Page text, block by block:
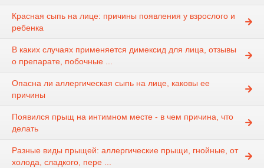
Красная сыпь на лице: причины появления у взрослого и
ребенка
В каких случаях применяется димексид для лица, отзывы
о препарате, побочные ...
Опасна ли аллергическая сыпь на лице, каковы ее
причины
Появился прыщ на интимном месте - в чем причина, что
делать
Разные виды прыщей: аллергические прыщи, гнойные, от
холода, сладкого, пере ...